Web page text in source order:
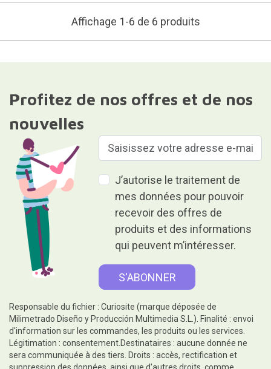
Affichage 1-6 de 6 produits
Profitez de nos offres et de nos
nouvelles
J’autorise le traitement de
mes données pour pouvoir
recevoir des offres de
produits et des informations
qui peuvent m’intéresser.
Responsable du fichier : Curiosite (marque déposée de
Milimetrado Diseño y Producción Multimedia S.L.). Finalité : envoi
d'information sur les commandes, les produits ou les services.
Légitimation : consentement.Destinataires : aucune donnée ne
sera communiquée à des tiers. Droits : accès, rectification et